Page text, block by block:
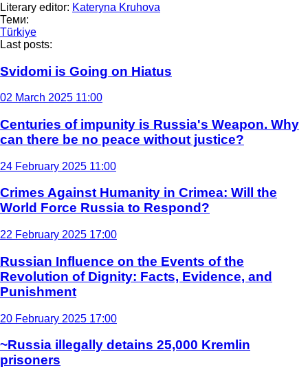
Literary editor: Kateryna Kruhova
Теми:
Türkiye
Last posts:
Svidomi is Going on Hiatus
02 March 2025 11:00
Centuries of impunity is Russia's Weapon. Why
can there be no peace without justice?
24 February 2025 11:00
Crimes Against Humanity in Crimea: Will the
World Force Russia to Respond?
22 February 2025 17:00
Russian Influence on the Events of the
Revolution of Dignity: Facts, Evidence, and
Punishment
20 February 2025 17:00
~Russia illegally detains 25,000 Kremlin
prisoners